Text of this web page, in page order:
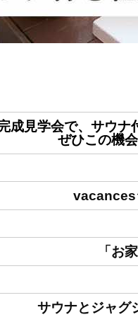
成見学会で、サウナ
ぜひこの機
vacances
「お
サウナとジャグ